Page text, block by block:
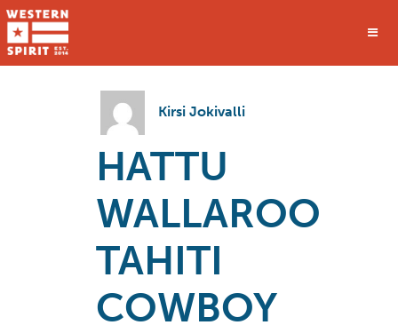
Kirsi Jokivalli
HATTU
WALLAROO
TAHITI
COWBOY